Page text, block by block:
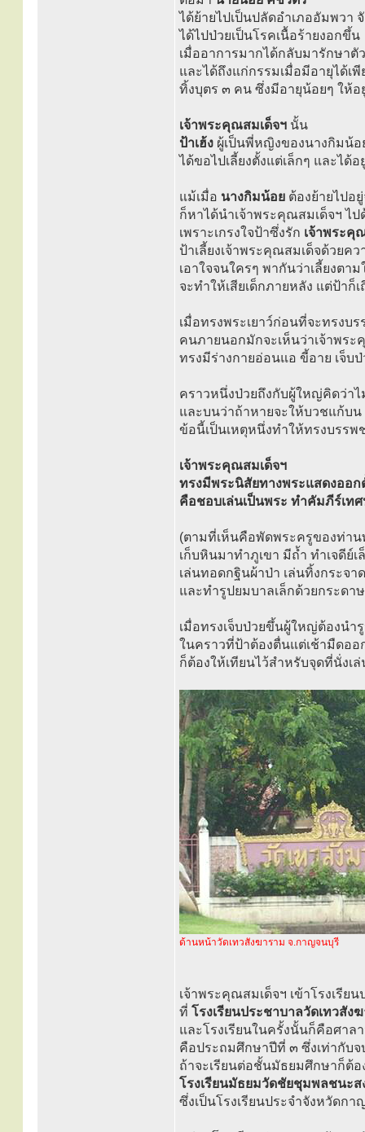
ได้ย้ายไปเป็นปลัดอำเภออัมพวา
ได้ไปป่วยเป็นโรคเนื้อร้ายงอกขึ้น
เมื่ออาการมากได้กลับมารักษา
และได้ถึงแก่กรรมเมื่อมีอายุได้เ
ทิ้งบุตร ๓ คน ซึ่งมีอายุน้อยๆ ให้
เจ้าพระคุณสมเด็จฯ นั้น
ป้าเฮ้ง ผู้เป็นพี่หญิงของนางกิมน้อ
ได้ขอไปเลี้ยงตั้งแต่เล็กๆ และได้อ
แม้เมื่อ นางกิมน้อย ต้องย้ายไปอ
ก็หาได้นำเจ้าพระคุณสมเด็จฯ ไป
เพราะเกรงใจป้าซึ่งรัก เจ้าพระคุ
ป้าเลี้ยงเจ้าพระคุณสมเด็จด้วยค
เอาใจจนใครๆ พากันว่าเลี้ยงตาม
จะทำให้เสียเด็กภายหลัง แต่ป้าก็เ
เมื่อทรงพระเยาว์ก่อนที่จะทรงบ
คนภายนอกมักจะเห็นว่าเจ้าพระ
ทรงมีร่างกายอ่อนแอ ขี้อาย เจ็บป่
คราวหนึ่งป่วยถึงกับผู้ใหญ่คิดว่าไ
และบนว่าถ้าหายจะให้บวชแก้บน
ข้อนี้เป็นเหตุหนึ่งทำให้ทรงบรรพ
เจ้าพระคุณสมเด็จฯ
ทรงมีพระนิสัยทางพระแสดงออก
คือชอบเล่นเป็นพระ ทำคัมภีร์เทศ
(ตามที่เห็นคือพัดพระครูของท่า
เก็บหินมาทำภูเขา มีถ้ำ ทำเจดีย์เ
เล่นทอดกฐินผ้าป่า เล่นทิ้งกระจาด
และทำรูปยมบาลเล็กด้วยกระด
เมื่อทรงเจ็บป่วยขึ้นผู้ใหญ่ต้องนำ
ในคราวที่ป้าต้องตื่นแต่เช้ามืดออ
ก็ต้องให้เทียนไว้สำหรับจุดที่นั่งเ
ด้านหน้าวัดเทวสังฆาราม จ.กาญจนบุรี
เจ้าพระคุณสมเด็จฯ เข้าโรงเรี
ที่ โรงเรียนประชาบาลวัดเทวสัง
และโรงเรียนในครั้งนั้นก็คือศาล
คือประถมศึกษาปีที่ ๓ ซึ่งเท่ากับ
ถ้าจะเรียนต่อชั้นมัธยมศึกษาก็ต้อ
โรงเรียนมัธยมวัดชัยชุมพลชนะส
ซึ่งเป็นโรงเรียนประจำจังหวัดกา